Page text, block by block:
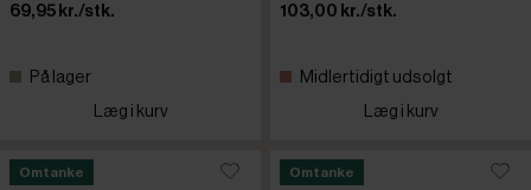
69,95 kr./stk.
På lager
Læg i kurv
103,00 kr./stk.
Midlertidigt udsolgt
Læg i kurv
Omtanke Omtanke